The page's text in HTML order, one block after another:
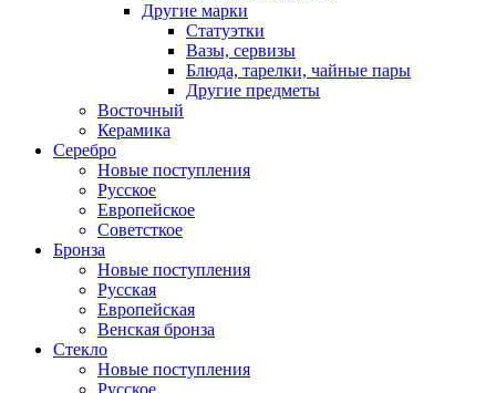
Другие марки
Статуэтки
Вазы, сервизы
Блюда, тарелки, чайные пары
Другие предметы
Восточный
Керамика
Серебро
Новые поступления
Русское
Европейское
Советсткое
Бронза
Новые поступления
Русская
Европейская
Венская бронза
Стекло
Новые поступления
Русское